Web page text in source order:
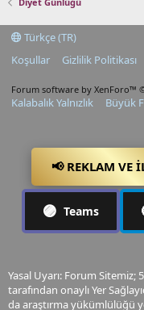
Türkçe (TR)
Koşullar
Gizlilik Politikası
Forum software by XenForo™
Kalabalık Yalnızlık Büyük
📢 REKLAM VE
🟣 Teams
Yasal Uyarı: Forum Sitemiz;
tarafından onaylı Yer
da araştırma yükümlülüğü